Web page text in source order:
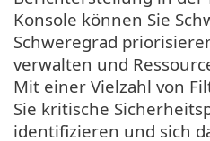
Konsole können Sie
Schweregrad
verwalten und
Mit einer Vielzahl von
Sie kritische
identifizieren und sich